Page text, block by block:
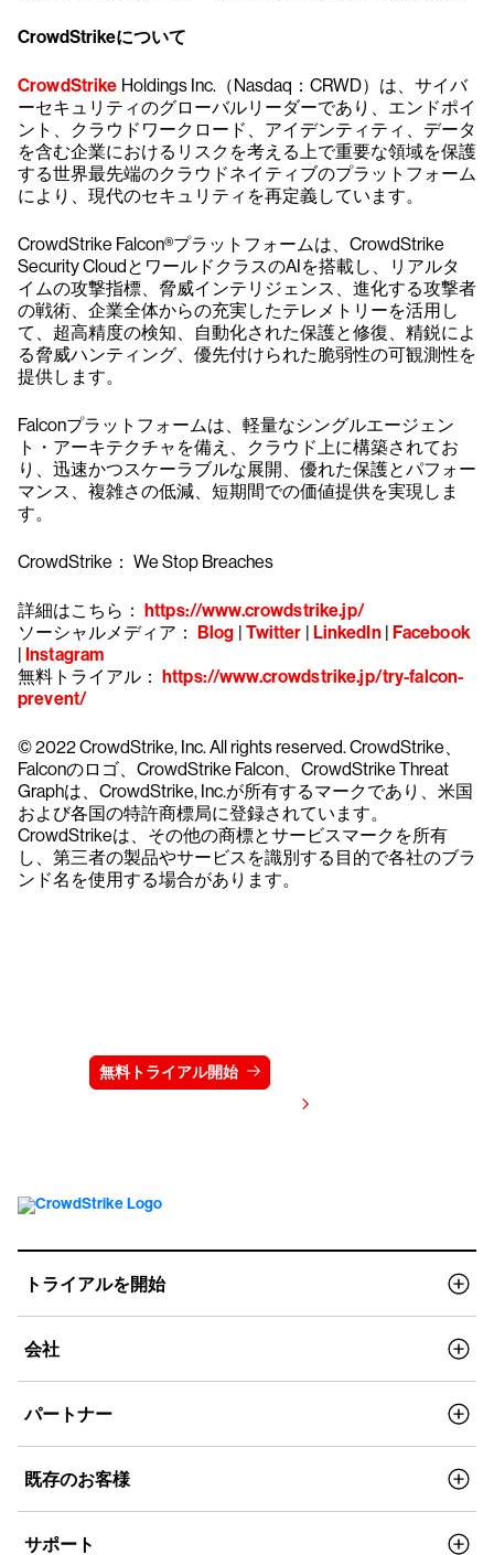
CrowdStrikeについて
CrowdStrike Holdings Inc.（Nasdaq：CRWD）は、サイバ
ーセキュリティのグローバルリーダーであり、エンドポイ
ント、クラウドワークロード、アイデンティティ、データ
を含む企業におけるリスクを考える上で重要な領域を保護
する世界最先端のクラウドネイティブのプラットフォーム
により、現代のセキュリティを再定義しています。
CrowdStrike Falcon®プラットフォームは、CrowdStrike
Security CloudとワールドクラスのAIを搭載し、リアルタ
イムの攻撃指標、脅威インテリジェンス、進化する攻撃者
の戦術、企業全体からの充実したテレメトリーを活用し
て、超高精度の検知、自動化された保護と修復、精鋭によ
る脅威ハンティング、優先付けられた脆弱性の可観測性を
提供します。
Falconプラットフォームは、軽量なシングルエージェン
ト・アーキテクチャを備え、クラウド上に構築されてお
り、迅速かつスケーラブルな展開、優れた保護とパフォー
マンス、複雑さの低減、短期間での価値提供を実現しま
す。
CrowdStrike： We Stop Breaches
詳細はこちら： https://www.crowdstrike.jp/
ソーシャルメディア： Blog | Twitter | LinkedIn| Facebook
| Instagram
無料トライアル： https://www.crowdstrike.jp/try-falcon-
prevent/
© 2022 CrowdStrike, Inc. All rights reserved. CrowdStrike、
Falconのロゴ、CrowdStrike Falcon、CrowdStrike Threat
Graphは、CrowdStrike, Inc.が所有するマークであり、米国
および各国の特許商標局に登録されています。
CrowdStrikeは、その他の商標とサービスマークを所有
し、第三者の製品やサービスを識別する目的で各社のブラ
ンド名を使用する場合があります。
無料トライアル開始
トライアルを開始
会社
パートナー
既存のお客様
サポート